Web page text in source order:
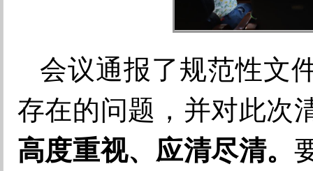
会议通报了规范性文
存在的问题，并对此次
高度重视、应清尽清。